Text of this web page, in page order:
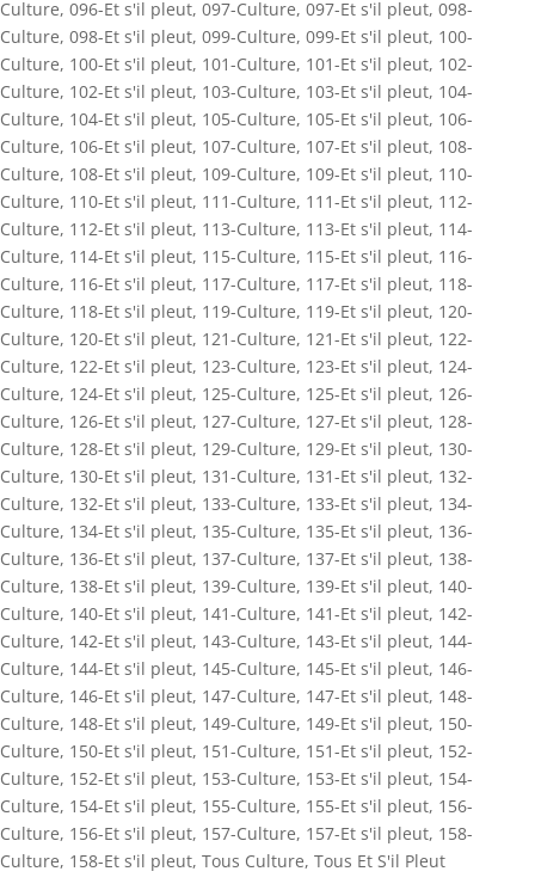
Culture, 096-Et s'il pleut, 097-Culture, 097-Et s'il pleut, 098-
Culture, 098-Et s'il pleut, 099-Culture, 099-Et s'il pleut, 100-
Culture, 100-Et s'il pleut, 101-Culture, 101-Et s'il pleut, 102-
Culture, 102-Et s'il pleut, 103-Culture, 103-Et s'il pleut, 104-
Culture, 104-Et s'il pleut, 105-Culture, 105-Et s'il pleut, 106-
Culture, 106-Et s'il pleut, 107-Culture, 107-Et s'il pleut, 108-
Culture, 108-Et s'il pleut, 109-Culture, 109-Et s'il pleut, 110-
Culture, 110-Et s'il pleut, 111-Culture, 111-Et s'il pleut, 112-
Culture, 112-Et s'il pleut, 113-Culture, 113-Et s'il pleut, 114-
Culture, 114-Et s'il pleut, 115-Culture, 115-Et s'il pleut, 116-
Culture, 116-Et s'il pleut, 117-Culture, 117-Et s'il pleut, 118-
Culture, 118-Et s'il pleut, 119-Culture, 119-Et s'il pleut, 120-
Culture, 120-Et s'il pleut, 121-Culture, 121-Et s'il pleut, 122-
Culture, 122-Et s'il pleut, 123-Culture, 123-Et s'il pleut, 124-
Culture, 124-Et s'il pleut, 125-Culture, 125-Et s'il pleut, 126-
Culture, 126-Et s'il pleut, 127-Culture, 127-Et s'il pleut, 128-
Culture, 128-Et s'il pleut, 129-Culture, 129-Et s'il pleut, 130-
Culture, 130-Et s'il pleut, 131-Culture, 131-Et s'il pleut, 132-
Culture, 132-Et s'il pleut, 133-Culture, 133-Et s'il pleut, 134-
Culture, 134-Et s'il pleut, 135-Culture, 135-Et s'il pleut, 136-
Culture, 136-Et s'il pleut, 137-Culture, 137-Et s'il pleut, 138-
Culture, 138-Et s'il pleut, 139-Culture, 139-Et s'il pleut, 140-
Culture, 140-Et s'il pleut, 141-Culture, 141-Et s'il pleut, 142-
Culture, 142-Et s'il pleut, 143-Culture, 143-Et s'il pleut, 144-
Culture, 144-Et s'il pleut, 145-Culture, 145-Et s'il pleut, 146-
Culture, 146-Et s'il pleut, 147-Culture, 147-Et s'il pleut, 148-
Culture, 148-Et s'il pleut, 149-Culture, 149-Et s'il pleut, 150-
Culture, 150-Et s'il pleut, 151-Culture, 151-Et s'il pleut, 152-
Culture, 152-Et s'il pleut, 153-Culture, 153-Et s'il pleut, 154-
Culture, 154-Et s'il pleut, 155-Culture, 155-Et s'il pleut, 156-
Culture, 156-Et s'il pleut, 157-Culture, 157-Et s'il pleut, 158-
Culture, 158-Et s'il pleut, Tous Culture, Tous Et S'il Pleut